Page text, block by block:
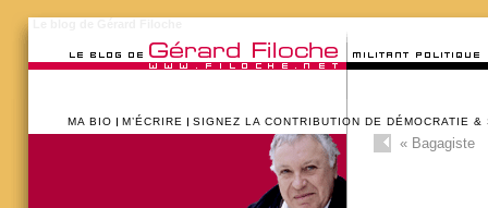
MA BIO M’ÉCRIRE SIGNEZ LA CONTRIBUTION DE DÉMOCRATIE &
«Bagagiste